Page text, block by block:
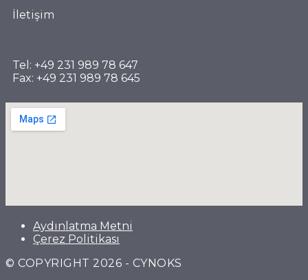
İletişim
Tel: +49 231 989 78 647
Fax: +49 231 989 78 645
Aydınlatma Metni
Çerez Politikası
© COPYRIGHT 2026 - CYNOKS